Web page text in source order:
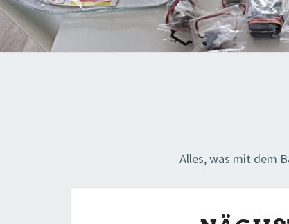
Alles, was mit dem